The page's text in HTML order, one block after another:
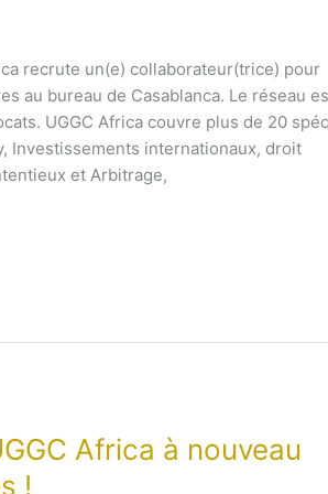
recrute un(e) collaborateur(trice) pour
au bureau de Casablanca. Le réseau
UGGC Africa couvre plus de 20
Investissements internationaux, droit
et Arbitrage,
Africa à nouveau
!